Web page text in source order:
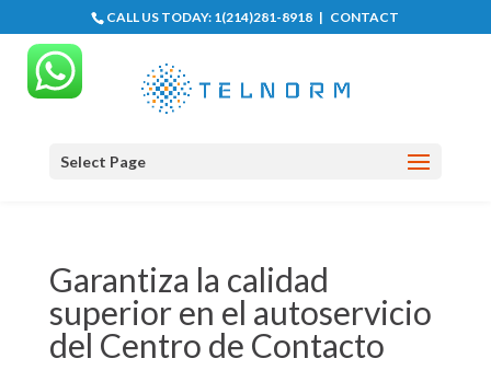
CALL US TODAY: 1(214)281-8918 | CONTACT
Select Page
Garantiza la calidad
superior en el autoservicio
del Centro de Contacto